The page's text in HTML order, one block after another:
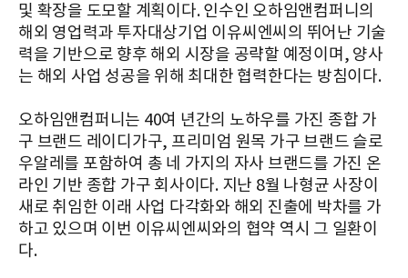
및 확장을 도모할 계획이다. 인수인 오하임앤컴퍼니의
해외 영업력과 투자대상기업 이유씨엔씨의 뛰어난 기술
력을 기반으로 향후 해외 시장을 공략할 예정이며, 양사
는 해외 사업 성공을 위해 최대한 협력한다는 방침이다.
오하임앤컴퍼니는 40여 년간의 노하우를 가진 종합 가
구 브랜드 레이디가구, 프리미엄 원목 가구 브랜드 슬로
우알레를 포함하여 총 네 가지의 자사 브랜드를 가진 온
라인 기반 종합 가구 회사이다. 지난 8월 나형균 사장이
새로 취임한 이래 사업 다각화와 해외 진출에 박차를 가
하고 있으며 이번 이유씨엔씨와의 협약 역시 그 일환이
다.